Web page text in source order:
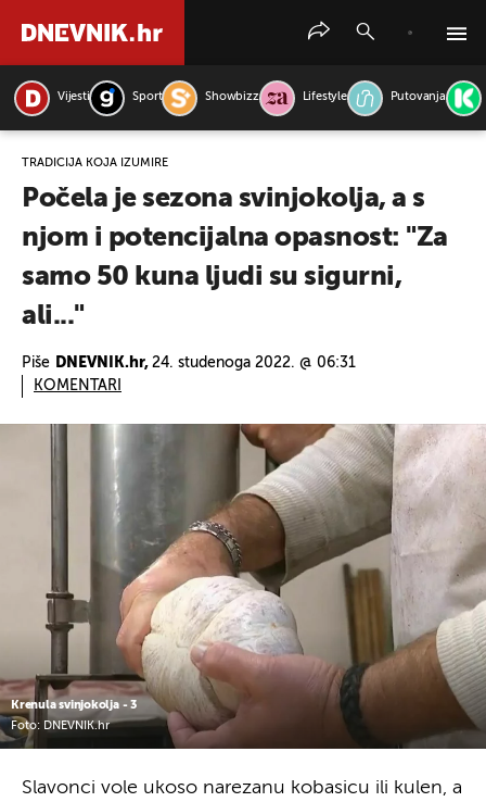
Vijesti Sport Showbizz Lifestyle Putovanja
TRADICIJA KOJA IZUMIRE
Počela je sezona svinjokolja, a s
njom i potencijalna opasnost: "Za
samo 50 kuna ljudi su sigurni,
ali..."
Piše DNEVNIK.hr, 24. studenoga 2022. @ 06:31
KOMENTARI
Krenula svinjokolja - 3
Foto: DNEVNIK.hr
Slavonci vole ukoso narezanu kobasicu ili kulen, a
PRETRAŽITE VIJESTI